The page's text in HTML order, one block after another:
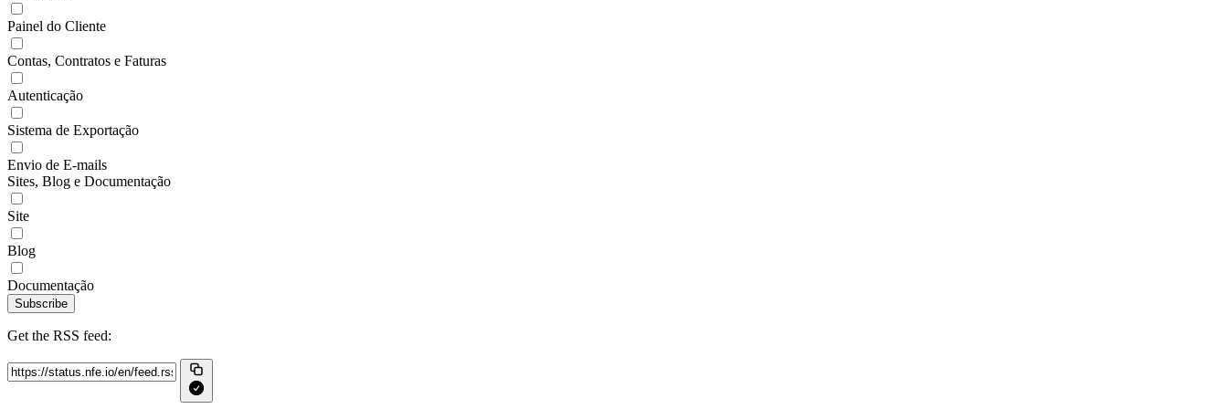
Painel do Cliente
Contas, Contratos e Faturas
Autenticação
Sistema de Exportação
Envio de E-mails
Sites, Blog e Documentação
Site
Blog
Documentação
Subscribe
Get the RSS feed: